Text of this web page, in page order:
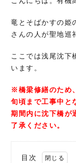
竜とそばかすの姫
さんの人が聖地巡
ここでは浅尾沈下
います。
※橋梁修繕のため
旬頃まで工事中と
期間内に沈下橋が
了承ください。
目次